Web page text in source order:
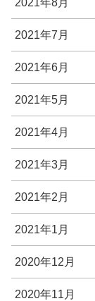
2021年8月
2021年7月
2021年6月
2021年5月
2021年4月
2021年3月
2021年2月
2021年1月
2020年12月
2020年11月